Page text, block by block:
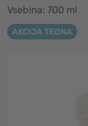
Vsebina: 700 ml
AKCIJA TEDNA